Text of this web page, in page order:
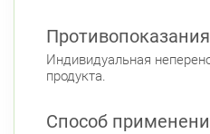
Противопоказания
Индивидуальная
продукта.
Способ